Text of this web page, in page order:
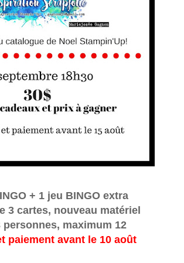
+ 1 jeu BINGO extra
3 cartes, nouveau matériel
personnes, maximum 12
paiement avant le 10 août